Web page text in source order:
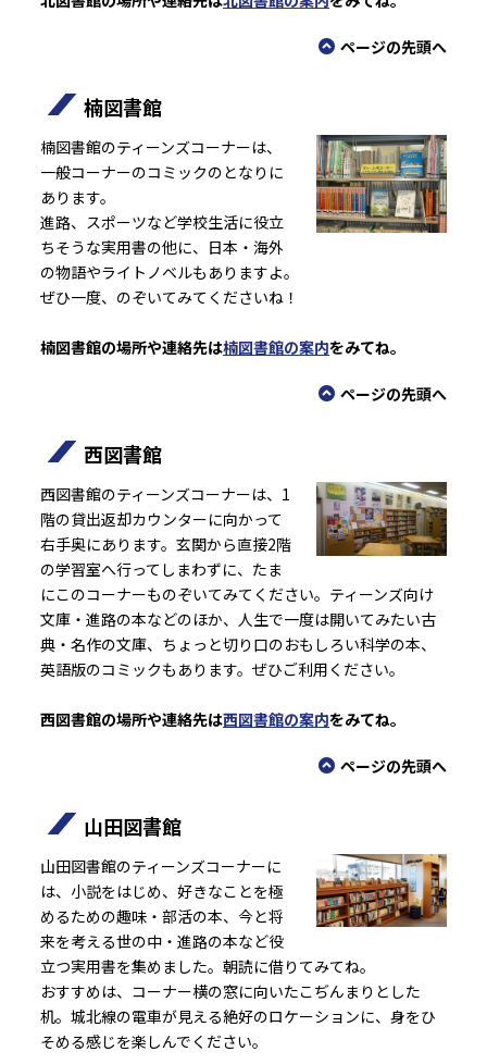
ページの先頭へ
楠図書館
楠図書館のティーンズコーナーは、
一般コーナーのコミックのとなりに
あります。
進路、スポーツなど学校生活に役立
ちそうな実用書の他に、日本・海外
の物語やライトノベルもありますよ。
ぜひ一度、のぞいてみてくださいね！
楠図書館の場所や連絡先は楠図書館の案内をみてね。
ページの先頭へ
西図書館
西図書館のティーンズコーナーは、1
階の貸出返却カウンターに向かって
右手奥にあります。玄関から直接2階
の学習室へ行ってしまわずに、たま
にこのコーナーものぞいてみてください。ティーンズ向け
文庫・進路の本などのほか、人生で一度は開いてみたい古
典・名作の文庫、ちょっと切り口のおもしろい科学の本、
英語版のコミックもあります。ぜひご利用ください。
西図書館の場所や連絡先は西図書館の案内をみてね。
ページの先頭へ
山田図書館
山田図書館のティーンズコーナーに
は、小説をはじめ、好きなことを極
めるための趣味・部活の本、今と将
来を考える世の中・進路の本など役
立つ実用書を集めました。朝読に借りてみてね。
おすすめは、コーナー横の窓に向いたこぢんまりとした
机。城北線の電車が見える絶好のロケーションに、身をひ
そめる感じを楽しんでください。